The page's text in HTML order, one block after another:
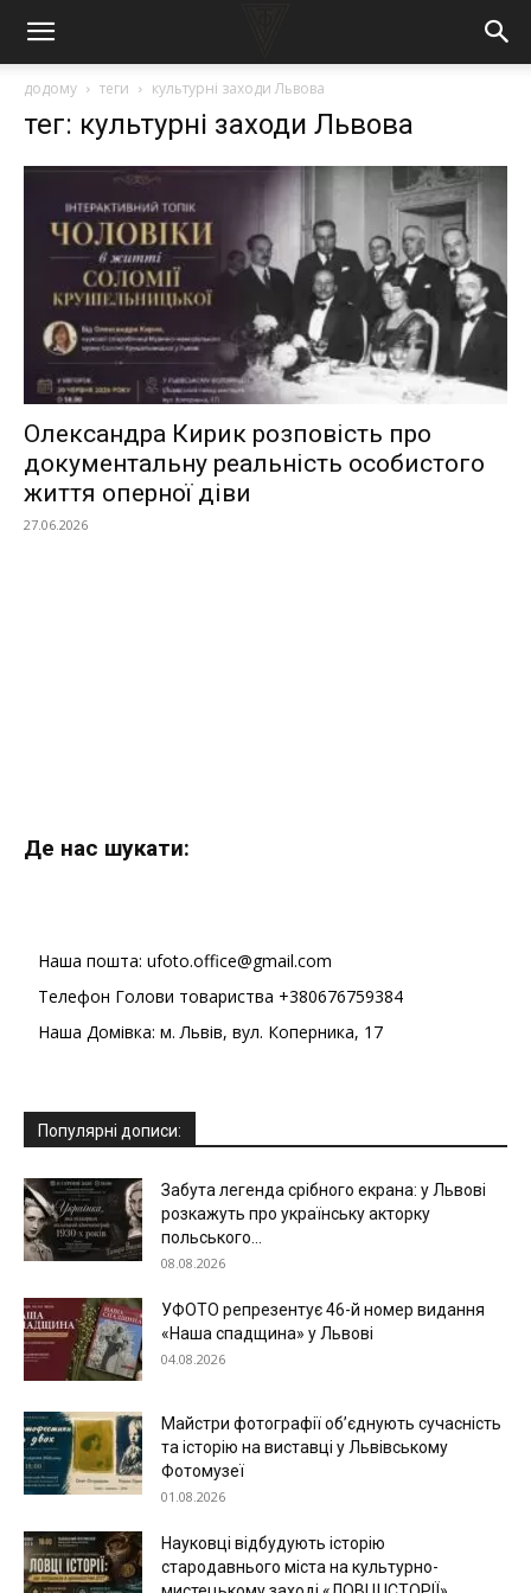
додому теги культурні заходи Львова
тег: культурні заходи Львова
Олександра Кирик розповість про
документальну реальність особистого
життя оперної діви
27.06.2026
Де нас шукати:
Наша пошта: ufoto.office@gmail.com
Телефон Голови товариства +380676759384
Наша Домівка: м. Львів, вул. Коперника, 17
Популярні дописи:
Забута легенда срібного екрана: у Львові
розкажуть про українську акторку
польського...
08.08.2026
УФОТО репрезентує 46-й номер видання
«Наша спадщина» у Львові
04.08.2026
Майстри фотографії об’єднують сучасність
та історію на виставці у Львівському
Фотомузеї
01.08.2026
Науковці відбудують історію
стародавнього міста на культурно-